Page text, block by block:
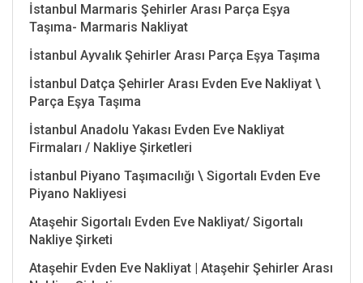
İstanbul Marmaris Şehirler Arası Parça Eşya
Taşıma- Marmaris Nakliyat
İstanbul Ayvalık Şehirler Arası Parça Eşya Taşıma
İstanbul Datça Şehirler Arası Evden Eve Nakliyat \
Parça Eşya Taşıma
İstanbul Anadolu Yakası Evden Eve Nakliyat
Firmaları / Nakliye Şirketleri
İstanbul Piyano Taşımacılığı \ Sigortalı Evden Eve
Piyano Nakliyesi
Ataşehir Sigortalı Evden Eve Nakliyat/ Sigortalı
Nakliye Şirketi
Ataşehir Evden Eve Nakliyat | Ataşehir Şehirler Arası